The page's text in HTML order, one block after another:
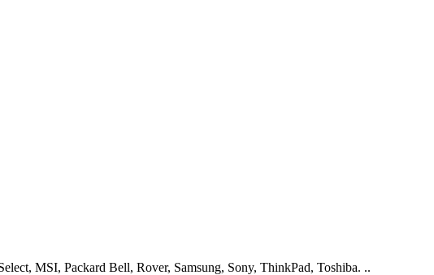
MSI, Packard Bell, Rover, Samsung, Sony, ThinkPad, Toshiba. ..